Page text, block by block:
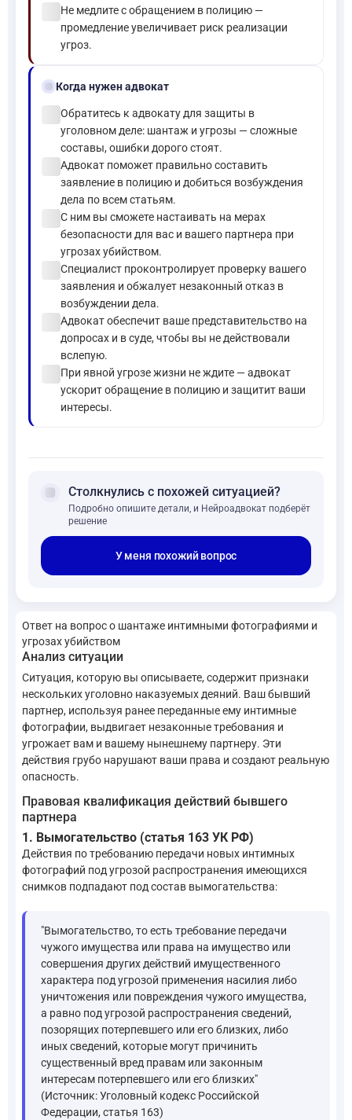
Не медлите с обращением в полицию —
промедление увеличивает риск реализации
угроз.
gavelКогда нужен адвокат
Обратитесь к адвокату для защиты в
уголовном деле: шантаж и угрозы — сложные
составы, ошибки дорого стоят.
Адвокат поможет правильно составить
заявление в полицию и добиться возбуждения
дела по всем статьям.
С ним вы сможете настаивать на мерах
безопасности для вас и вашего партнера при
угрозах убийством.
Специалист проконтролирует проверку вашего
заявления и обжалует незаконный отказ в
возбуждении дела.
Адвокат обеспечит ваше представительство на
допросах и в суде, чтобы вы не действовали
вслепую.
При явной угрозе жизни не ждите — адвокат
ускорит обращение в полицию и защитит ваши
интересы.
forum Столкнулись с похожей ситуацией?
Подробно опишите детали, и Нейроадвокат подберёт
решение
У меня похожий вопрос
Ответ на вопрос о шантаже интимными фотографиями и
угрозах убийством
Анализ ситуации
Ситуация, которую вы описываете, содержит признаки
нескольких уголовно наказуемых деяний. Ваш бывший
партнер, используя ранее переданные ему интимные
фотографии, выдвигает незаконные требования и
угрожает вам и вашему нынешнему партнеру. Эти
действия грубо нарушают ваши права и создают реальную
опасность.
Правовая квалификация действий бывшего
партнера
1. Вымогательство (статья 163 УК РФ)
Действия по требованию передачи новых интимных
фотографий под угрозой распространения имеющихся
снимков подпадают под состав вымогательства:
"Вымогательство, то есть требование передачи
чужого имущества или права на имущество или
совершения других действий имущественного
характера под угрозой применения насилия либо
уничтожения или повреждения чужого имущества,
а равно под угрозой распространения сведений,
позорящих потерпевшего или его близких, либо
иных сведений, которые могут причинить
существенный вред правам или законным
интересам потерпевшего или его близких"
(Источник: Уголовный кодекс Российской
Федерации, статья 163)